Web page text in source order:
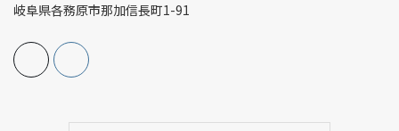
岐阜県各務原市那加信長町1-91